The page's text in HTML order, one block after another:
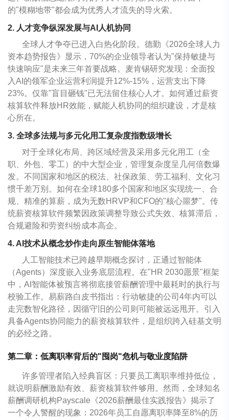
的"模糊地带"都会成为优秀人才流失的导火索。
2. 人才竞争纵深发展与AI人机协同
全球人才争夺已进入白热化阶段。德勤《2026全球人力
资本趋势报告》显示，70%的企业领导者认为"保持敏捷与
快速响应"是未来三年首要战略。麦肯锡研究发现：全面投
入AI的领军企业运营利润提升12%-15%，运营支出下降
23%。仅靠"盲目砸钱"已无法留住核心人才。如何通过薪资
核算软件释放HR效能，赋能人机协同的组织建设，才是核
心所在。
3. 全球多法规与多元化用工复杂度指数级增长
对于全球化布局、跨区域经营及采用多元化用工（全
职、外包、零工）的中大型企业，管理复杂度呈几何倍数爆
发。不同国家和地区的税法、社保政策、劳工福利、文化习
惯千差万别。如何在全球180多个国家和地区实现统一、合
规、精准的算薪，成为无数HRVP和CFO的"核心噩梦"。传
统薪资核算软件频繁因政策调整导致公式失效、核算滞后，
合规避险和劳资纠纷成本高企。
4. AI技术从概念炒作走向原生智能体落地
人工智能技术已跨越早期概念探讨，正通过智能体
（Agents）深度嵌入业务底层流程。在"HR 2030愿景"框架
中，AI智能体被预言将彻底接管薪酬管理中最耗时的执行与
校验工作。易薪路白皮书指出：行动敏捷的公司4年内可以
走完数智化路径，因循守旧的公司则可能被远远甩开。引入
具备Agents协同能力的薪资核算软件，是组织跨入硅基文明
的必经之路。
第二章：低离职率背后的"囤岗"危机与敬业度陷阱
许多管理者陷入经典盲区：只要员工离职率维持低位，
就说明薪酬激励有效、薪资核算软件够用。然而，全球知名
薪酬调研机构Payscale《2026薪酬最佳实践报告》揭示了
一个令人警醒的现象：2026年员工自愿离职率降至8%的历